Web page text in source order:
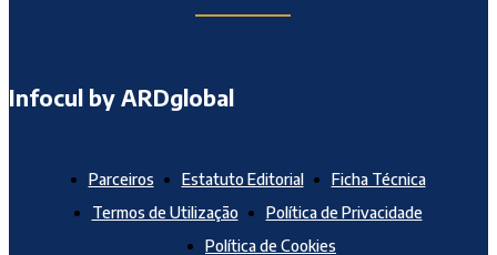
Infocul by ARDglobal
Parceiros Estatuto Editorial
Ficha Técnica
Termos de Utilização
Política de Privacidade
Política de Cookies